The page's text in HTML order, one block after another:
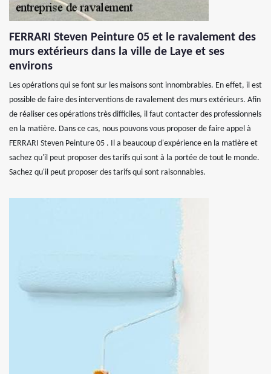
FERRARI Steven Peinture 05 et le ravalement des
murs extérieurs dans la ville de Laye et ses
environs
Les opérations qui se font sur les maisons sont innombrables. En effet, il est
possible de faire des interventions de ravalement des murs extérieurs. Afin
de réaliser ces opérations très difficiles, il faut contacter des professionnels
en la matière. Dans ce cas, nous pouvons vous proposer de faire appel à
FERRARI Steven Peinture 05 . Il a beaucoup d'expérience en la matière et
sachez qu'il peut proposer des tarifs qui sont à la portée de tout le monde.
Sachez qu'il peut proposer des tarifs qui sont raisonnables.